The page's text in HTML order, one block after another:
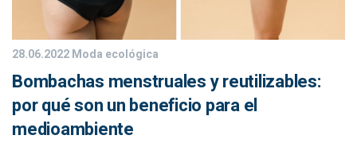
28.06.2022Moda ecológica
Bombachas menstruales y reutilizables:
por qué son un beneficio para el
medioambiente